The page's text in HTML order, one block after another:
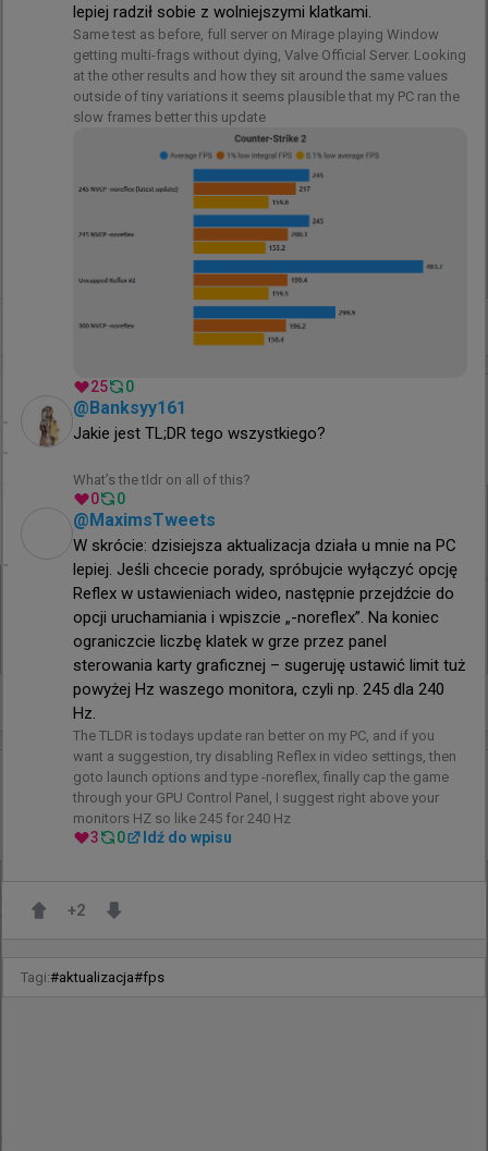
TombStone godzinę temu
Apogee i Phantom z szansami na awans?
Poznaliśmy drabinkę kwalifikacji EWC [GALERIA]
0
eyeballers TombStone 3 godziny temu
EYEBALLERS musiało zmienić koszulki w trakcie
meczu w kwalifikacjach do EWC
@ CSunfortunate
lepiej radził sobie z wolniejszymi klatkami.
Same test as before, full server on Mirage playing Window
getting multi-frags without dying, Valve Official Server. Looking
at the other results and how they sit around the same values
outside of tiny variations it seems plausible that my PC ran the
25 0
@Banksyy161
Jakie jest TL;DR tego wszystkiego?
What’s the tldr on all of this?
0 0
@MaximsTweets
W skrócie: dzisiejsza aktualizacja działa u mnie na PC
lepiej. Jeśli chcecie porady, spróbujcie wyłączyć opcję
Reflex w ustawieniach wideo, następnie przejdźcie do
opcji uruchamiania i wpiszcie „-noreflex”. Na koniec
ograniczcie liczbę klatek w grze przez panel
sterowania karty graficznej – sugeruję ustawić limit tuż
powyżej Hz waszego monitora, czyli np. 245 dla 240
Hz.
The TLDR is todays update ran better on my PC, and if you
want a suggestion, try disabling Reflex in video settings, then
goto launch options and type -noreflex, finally cap the game
through your GPU Control Panel, I suggest right above your
monitors HZ so like 245 for 240 Hz
3 0 Idź do wpisu
+2
Tagi:#aktualizacja#fps